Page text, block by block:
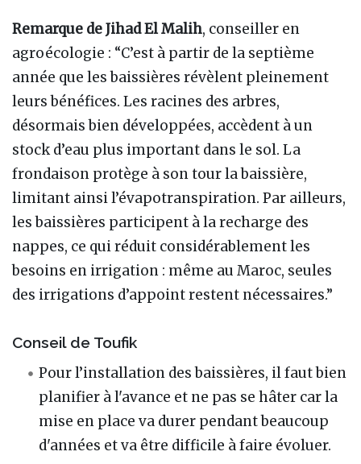
Remarque de Jihad El Malih, conseiller en
agroécologie : “C’est à partir de la septième
année que les baissières révèlent pleinement
leurs bénéfices. Les racines des arbres,
désormais bien développées, accèdent à un
stock d’eau plus important dans le sol. La
frondaison protège à son tour la baissière,
limitant ainsi l’évapotranspiration. Par ailleurs,
les baissières participent à la recharge des
nappes, ce qui réduit considérablement les
besoins en irrigation : même au Maroc, seules
des irrigations d’appoint restent nécessaires.”
Conseil de Toufik
Pour l’installation des baissières, il faut bien
planifier à l'avance et ne pas se hâter car la
mise en place va durer pendant beaucoup
d'années et va être difficile à faire évoluer.